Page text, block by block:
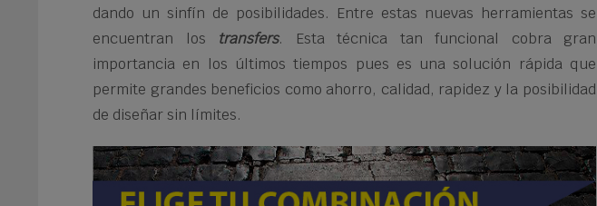
dando un sinfín de posibilidades. Entre estas nuevas herramientas se
encuentran los transfers. Esta técnica tan funcional cobra gran
importancia en los últimos tiempos pues es una solución rápida que
permite grandes beneficios como ahorro, calidad, rapidez y la posibilidad
de diseñar sin límites.